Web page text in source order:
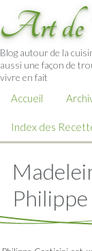
Art de
Blog autour de la
aussi une façon de
vivre en fait
Accueil
Index des